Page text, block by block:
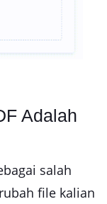
Adalah
salah
file kalian